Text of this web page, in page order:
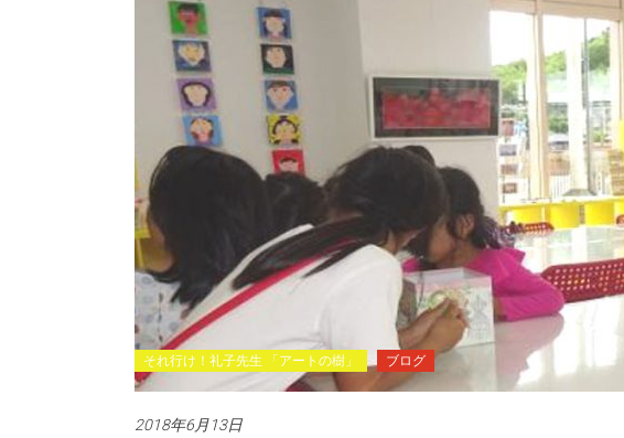
それ行け！礼子先生 「アートの樹」 ブログ
2018年6月13日